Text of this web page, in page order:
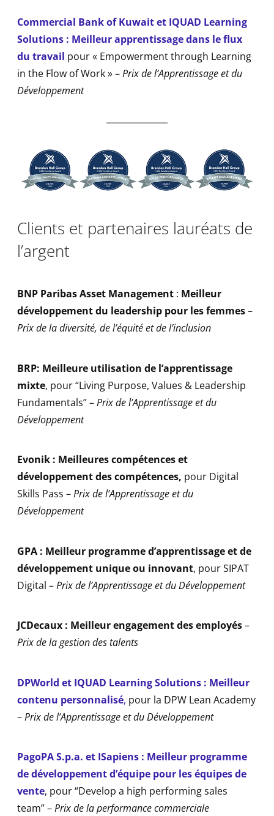
Commercial Bank of Kuwait et IQUAD Learning
Solutions : Meilleur apprentissage dans le flux
du travail pour « Empowerment through Learning
in the Flow of Work » –Prix de l’Apprentissage et du
Développement
Clients et partenaires lauréats de
l’argent
BNP Paribas Asset Management : Meilleur
développement du leadership pour les femmes–
Prix de la diversité, de l’équité et de l’inclusion
BRP: Meilleure utilisation de l’apprentissage
mixte, pour “Living Purpose, Values & Leadership
Fundamentals” –Prix de l’Apprentissage et du
Développement
Evonik : Meilleures compétences et
développement des compétences, pour Digital
Skills Pass –Prix de l’Apprentissage et du
Développement
GPA : Meilleur programme d’apprentissage et de
développement unique ou innovant, pour SIPAT
Digital –Prix de l’Apprentissage et du Développement
JCDecaux : Meilleur engagement des employés–
Prix de la gestion des talents
DPWorld et IQUAD Learning Solutions : Meilleur
contenu personnalisé, pour la DPW Lean Academy
–Prix de l’Apprentissage et du Développement
PagoPA S.p.a. et ISapiens : Meilleur programme
de développement d’équipe pour les équipes de
vente, pour “Develop a high performing sales
team” –Prix de la performance commerciale